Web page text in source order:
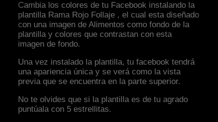
Cambia los colores de tu Facebook instalando la
plantilla Rama Rojo Follaje , el cual esta diseñado
con una imagen de Alimentos como fondo de la
plantilla y colores que contrastan con esta
imagen de fondo.
Una vez instalado la plantilla, tu facebook tendrá
una apariencia única y se verá como la vista
previa que se encuentra en la parte superior.
No te olvides que si la plantilla es de tu agrado
puntúala con 5 estrellitas.